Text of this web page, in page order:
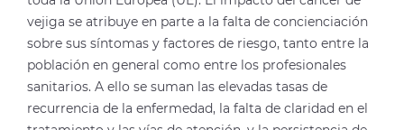
vejiga se atribuye en parte a la falta de concienciación
sobre sus síntomas y factores de riesgo, tanto entre la
población en general como entre los profesionales
sanitarios. A ello se suman las elevadas tasas de
recurrencia de la enfermedad, la falta de claridad en el